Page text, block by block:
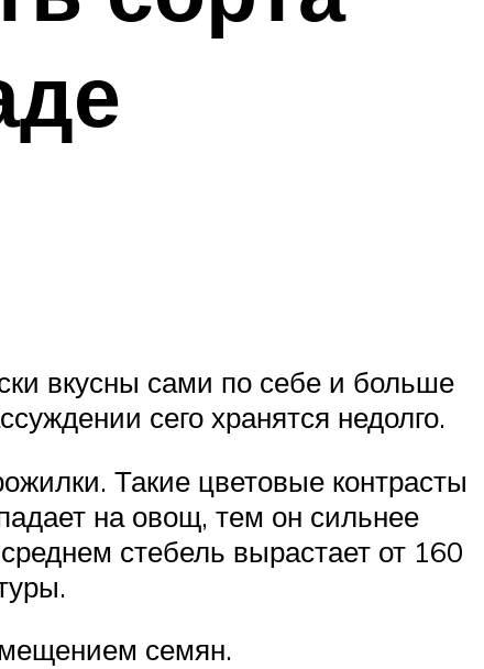
вкусны сами по себе и больше
сего хранятся недолго.
Такие цветовые контрасты
на овощ, тем он сильнее
стебель вырастает от 160
семян.